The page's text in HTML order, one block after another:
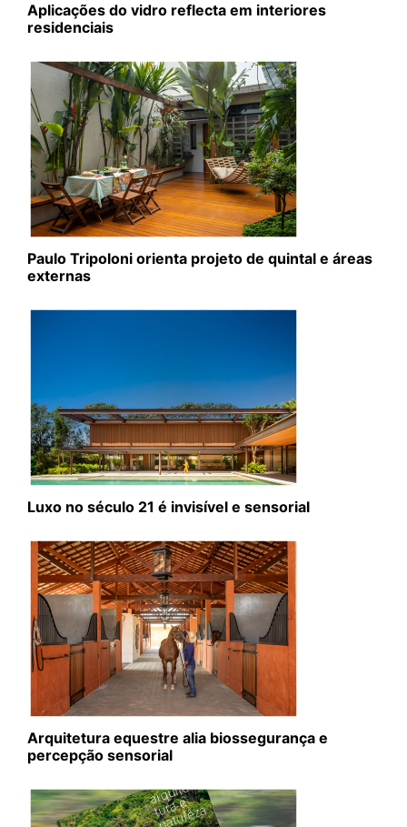
Aplicações do vidro reflecta em interiores
residenciais
Paulo Tripoloni orienta projeto de quintal e áreas
externas
Luxo no século 21 é invisível e sensorial
Arquitetura equestre alia biossegurança e
percepção sensorial